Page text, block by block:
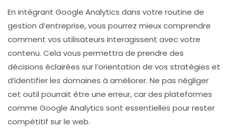
En intégrant Google Analytics dans votre routine de
gestion d’entreprise, vous pourrez mieux comprendre
comment vos utilisateurs interagissent avec votre
contenu. Cela vous permettra de prendre des
décisions éclairées sur l’orientation de vos stratégies et
d’identifier les domaines à améliorer. Ne pas négliger
cet outil pourrait être une erreur, car des plateformes
comme Google Analytics sont essentielles pour rester
compétitif sur le web.